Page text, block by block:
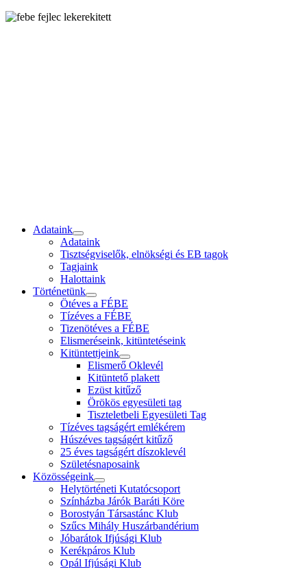
Adataink
Adataink
Tisztségviselők, elnökségi és EB tagok
Tagjaink
Halottaink
Történetünk
Ötéves a FÉBE
Tízéves a FÉBE
Tizenötéves a FÉBE
Elismeréseink, kitüntetéseink
Kitüntettjeink
Elismerő Oklevél
Kitüntető plakett
Ezüst kitűző
Örökös egyesületi tag
Tiszteletbeli Egyesületi Tag
Tízéves tagságért emlékérem
Húszéves tagságért kitűző
25 éves tagságért díszoklevél
Születésnaposaink
Közösségeink
Helytörténeti Kutatócsoport
Színházba Járók Baráti Köre
Borostyán Társastánc Klub
Szűcs Mihály Huszárbandérium
Jóbarátok Ifjúsági Klub
Kerékpáros Klub
Opál Ifjúsági Klub